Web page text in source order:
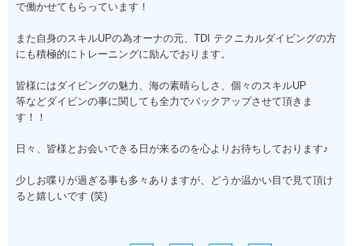
で働かせてもらっています！
また自身のスキルUPの為オーナの元、TDI テクニカルダイビングの方
にも積極的にトレーニングに励んでおります。
皆様にはダイビングの魅力、海の素晴らしさ、個々のスキルUP
等などダイビンの事に関しても全力でバックアップさせて頂きま
す！！
日々、皆様とお会いできる日が来るのを心よりお待ちしております♪
少しお喋りが過ぎる事も多々ありますが、どうか温かい目で見て頂け
ると嬉しいです (笑)